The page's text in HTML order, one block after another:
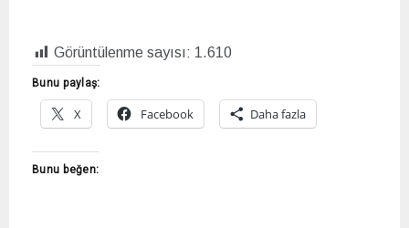
Görüntülenme sayısı: 1.610
Bunu paylaş:
X
Facebook Daha fazla
Bunu beğen: